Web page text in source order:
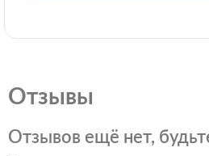
Отзывы
Отзывов ещё нет,